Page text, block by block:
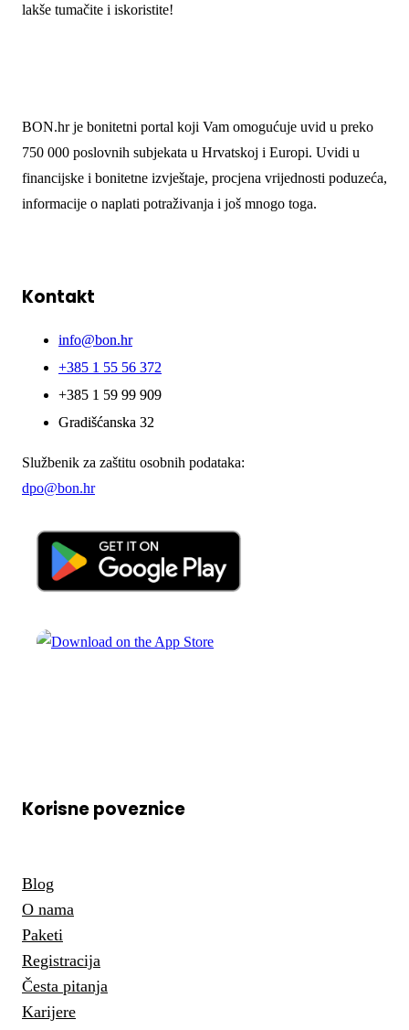
lakše tumačite i iskoristite!
BON.hr je bonitetni portal koji Vam omogućuje uvid u preko
750 000 poslovnih subjekata u Hrvatskoj i Europi. Uvidi u
financijske i bonitetne izvještaje, procjena vrijednosti poduzeća,
informacije o naplati potraživanja i još mnogo toga.
Kontakt
info@bon.hr
+385 1 55 56 372
+385 1 59 99 909
Gradišćanska 32
Službenik za zaštitu osobnih podataka:
dpo@bon.hr
Korisne poveznice
Blog
O nama
Paketi
Registracija
Česta pitanja
Karijere